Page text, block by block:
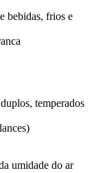
bebidas, frios e
temperados
umidade do ar